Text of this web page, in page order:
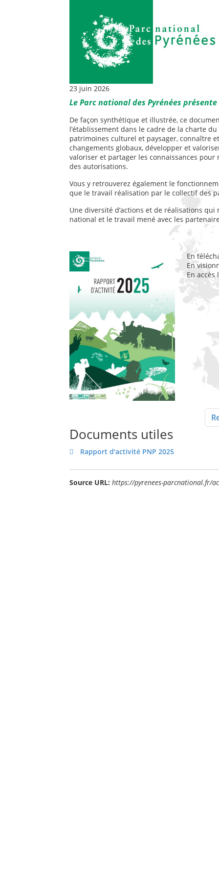
23 juin 2026
Le Parc national des Pyrénées
De façon synthétique et illustrée, ce
l’établissement dans le cadre de la charte
patrimoines culturel et paysager, connaître
changements globaux, développer et
valoriser et partager les connaissances
des autorisations.
Vous y retrouverez également le
que le travail réalisation par le collectif des
Une diversité d’actions et de réalisations qui
national et le travail mené avec les
En
En
En
Documents utiles
Rapport d'activité PNP 2025
Source URL: https://pyrenees-parcnational.fr/